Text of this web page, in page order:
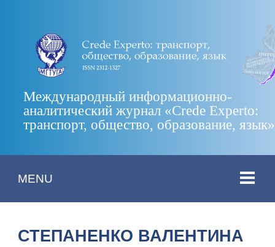
Международный информационно-
аналитический журнал «Crede Experto:
транспорт, общество, образование, язык»
MENU
СТЕПАНЕНКО ВАЛЕНТИНА